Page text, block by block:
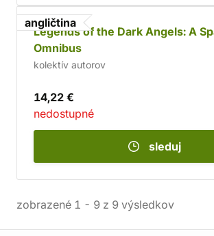
angličtina
Legends of the Dark Angels: A
Omnibus
kolektív autorov
14,22 €
nedostupné
sleduj
zobrazené 1 - 9 z 9 výsledkov